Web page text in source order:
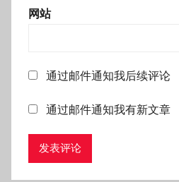
网站
通过邮件通知我后续评论
通过邮件通知我有新文章